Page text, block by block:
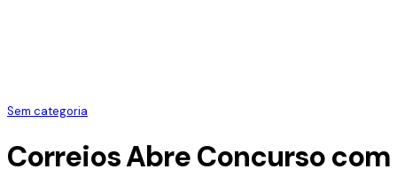
Sem categoria
Correios Abre Concurso